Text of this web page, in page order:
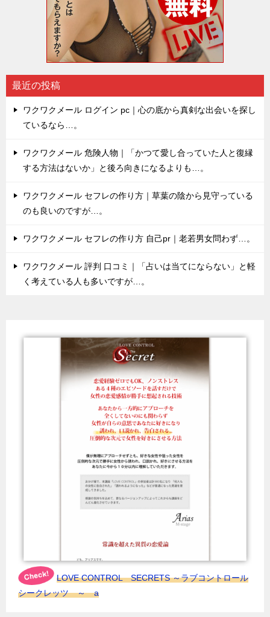
最近の投稿
ワクワクメール ログイン pc｜心の底から真剣な出会いを探し
ているなら…。
ワクワクメール 危険人物｜「かつて愛し合っていた人と復縁
する方法はないか」と後ろ向きになるよりも…。
ワクワクメール セフレの作り方｜草葉の陰から見守っている
のも良いのですが…。
ワクワクメール セフレの作り方 自己pr｜老若男女問わず…。
ワクワクメール 評判 口コミ｜「占いは当てにならない」と軽
く考えている人も多いですが…。
LOVE CONTROL SECRETS ～ラブコントロール
シークレッツ ～ a